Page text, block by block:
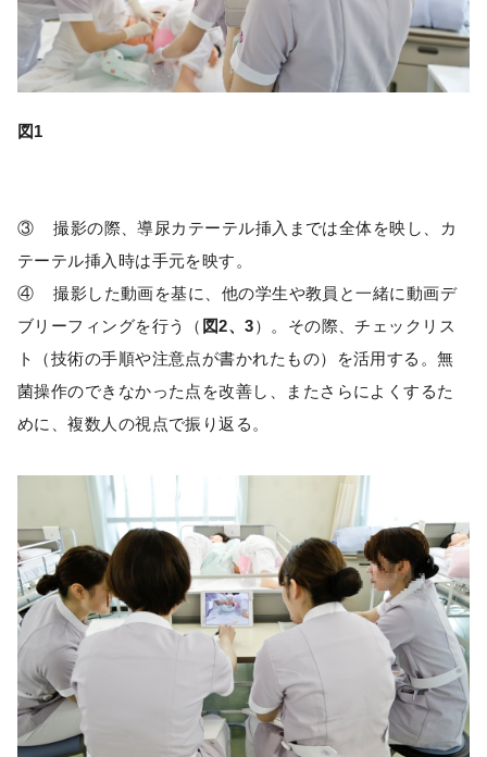
図1
③ 撮影の際、導尿カテーテル挿入までは全体を映し、カ
テーテル挿入時は手元を映す。
④ 撮影した動画を基に、他の学生や教員と一緒に動画デ
ブリーフィングを行う（ 図2、3）。その際、チェックリス
ト（技術の手順や注意点が書かれたもの）を活用する。無
菌操作のできなかった点を改善し、またさらによくするた
めに、複数人の視点で振り返る。